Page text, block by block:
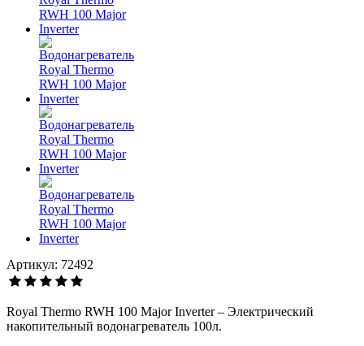
Артикул: 72492
Royal Thermo RWH 100 Major Inverter – Электрический
накопительный водонагреватель 100л.